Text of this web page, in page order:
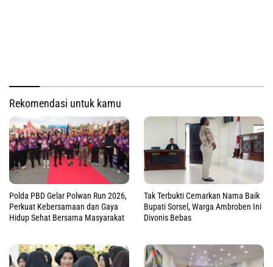
Rekomendasi untuk kamu
Polda PBD Gelar Polwan Run 2026,
Perkuat Kebersamaan dan Gaya
Hidup Sehat Bersama Masyarakat
Tak Terbukti Cemarkan Nama Baik
Bupati Sorsel, Warga Ambroben Ini
Divonis Bebas